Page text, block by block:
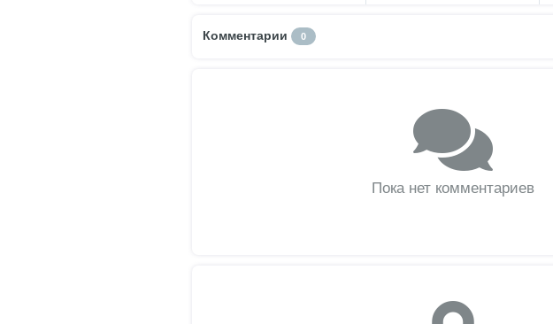
Комментарии 0
Пока нет комментариев